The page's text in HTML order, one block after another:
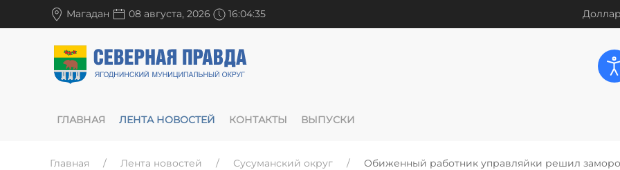
Магадан 08 августа, 2026 16:04:36
ГЛАВНАЯ ЛЕНТА НОВОСТЕЙ КОНТАКТЫ ВЫПУСКИ
Главная Лента новостей Сусуманский округ
Обиженный работник управляйки решил